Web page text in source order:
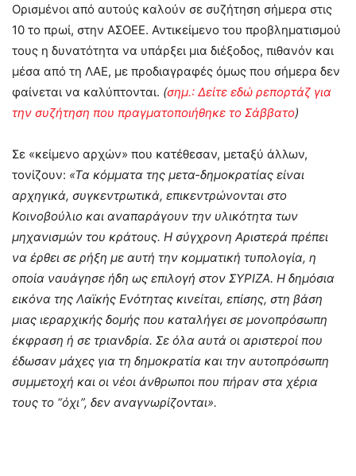
Ορισμένοι από αυτούς καλούν σε συζήτηση σήμερα στις
10 το πρωί, στην ΑΣΟΕΕ. Αντικείμενο του προβληματισμού
τους η δυνατότητα να υπάρξει μια διέξοδος, πιθανόν και
μέσα από τη ΛΑΕ, με προδιαγραφές όμως που σήμερα δεν
φαίνεται να καλύπτονται. (σημ.: Δείτε εδώ ρεπορτάζ για
την συζήτηση που πραγματοποιήθηκε το Σάββατο)
Σε «κείμενο αρχών» που κατέθεσαν, μεταξύ άλλων,
τονίζουν: «Τα κόμματα της μετα-δημοκρατίας είναι
αρχηγικά, συγκεντρωτικά, επικεντρώνονται στο
Κοινοβούλιο και αναπαράγουν την υλικότητα των
μηχανισμών του κράτους. Η σύγχρονη Αριστερά πρέπει
να έρθει σε ρήξη με αυτή την κομματική τυπολογία, η
οποία ναυάγησε ήδη ως επιλογή στον ΣΥΡΙΖΑ. Η δημόσια
εικόνα της Λαϊκής Ενότητας κινείται, επίσης, στη βάση
μιας ιεραρχικής δομής που καταλήγει σε μονοπρόσωπη
έκφραση ή σε τριανδρία. Σε όλα αυτά οι αριστεροί που
έδωσαν μάχες για τη δημοκρατία και την αυτοπρόσωπη
συμμετοχή και οι νέοι άνθρωποι που πήραν στα χέρια
τους το “όχι”, δεν αναγνωρίζονται».